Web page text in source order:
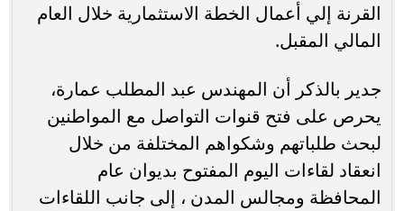
القرنة إلي أعمال الخطة الاستثمارية خلال العام
المالي المقبل.
جدير بالذكر أن المهندس عبد المطلب عمارة،
يحرص على فتح قنوات التواصل مع المواطنين
لبحث طلباتهم وشكواهم المختلفة من خلال
انعقاد لقاءات اليوم المفتوح بديوان عام
المحافظة ومجالس المدن ، إلى جانب اللقاءات